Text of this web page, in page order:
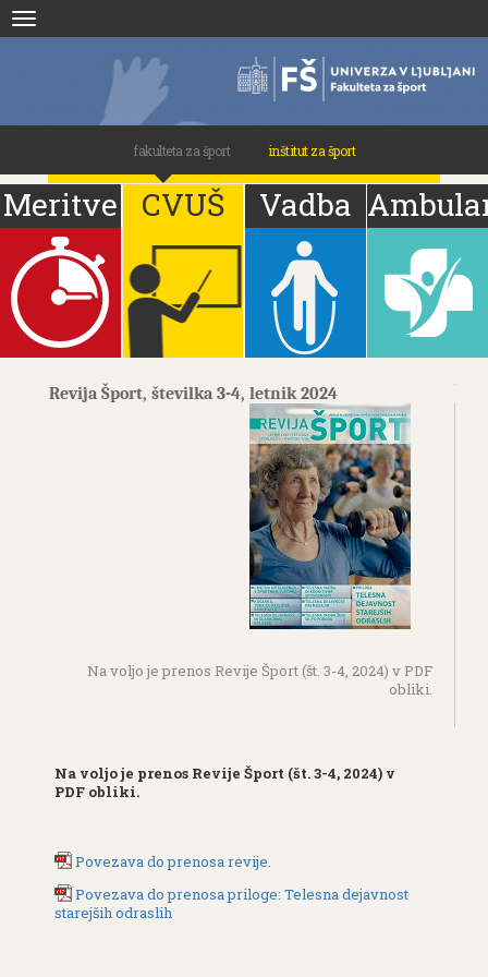
navigation
fakulteta za šport inštitut za šport
Meritve CVUŠ Vadba
Revija Šport, številka 3-4, letnik 2024
Na voljo je prenos Revije Šport (št. 3-4, 2024) v PDF
obliki.
Na voljo je prenos Revije Šport (št. 3-4, 2024) v
PDF obliki.
Povezava do prenosa revije.
Povezava do prenosa priloge: Telesna dejavnost
starejših odraslih